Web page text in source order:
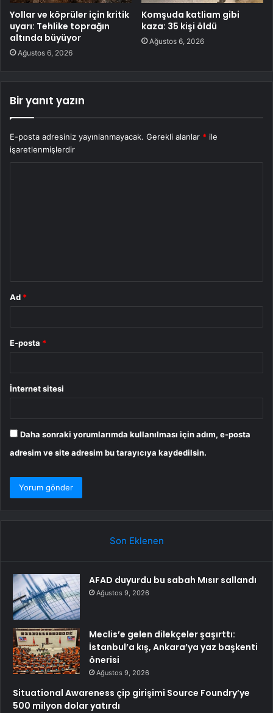
Yollar ve köprüler için kritik
uyarı: Tehlike toprağın
altında büyüyor
Ağustos 6, 2026
Komşuda katliam gibi
kaza: 35 kişi öldü
Ağustos 6, 2026
Bir yanıt yazın
E-posta adresiniz yayınlanmayacak. Gerekli alanlar * ile
işaretlenmişlerdir
Ad *
E-posta *
İnternet sitesi
Daha sonraki yorumlarımda kullanılması için adım, e-posta
adresim ve site adresim bu tarayıcıya kaydedilsin.
Son Eklenen
AFAD duyurdu bu sabah Mısır sallandı
Ağustos 9, 2026
Meclis’e gelen dilekçeler şaşırttı:
İstanbul’a kış, Ankara’ya yaz başkenti
önerisi
Ağustos 9, 2026
Situational Awareness çip girişimi Source Foundry’ye
500 milyon dolar yatırdı